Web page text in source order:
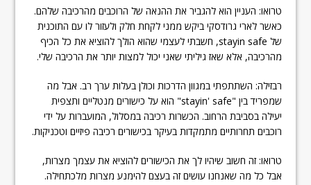
טרואו: העניין הוא להגביר את ההנאה של הרוכבים מהרכיבה שלהם.
כאשר לארי גרודסקי ביקש ממני לקחת חלק ולעזור לו עם התוכנית
של stayin safe, חשבתי לעצמי שהוא הולך להוציא את כל הכיף
מהרכיבה, אלא שאז גיליתי שאני יכול למצות יותר את הרכיבה שלי.
רבזילה: השתתפתי במגוון הדרכות וכולן בעלות ערך רב. אבל מה
שמפריד בין "stayin' safe" הוא על כישורים מנטליים ותצפית
יעילה בסביבת הרחוב. הכשרות רכיבה במסלול, המועברות על ידי
רוכבים תחרותיים מתמקדות בעיקר בכישורים רכיבה פיזיים וטכניקות.
טרואו: זה חשוב שיהיו לך את הכישורים להוציא את עצמך מצרות,
אבל כל מה שאנחנו עושים זה בעצם להימנע מצרות מלכתחילה.